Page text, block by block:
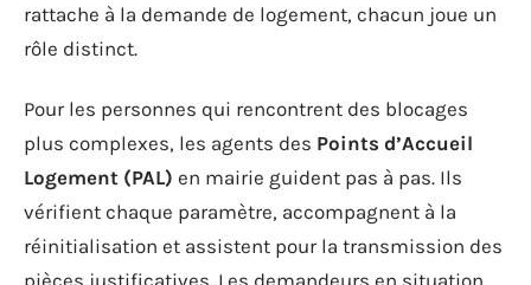
rattache à la demande de logement, chacun joue un
rôle distinct.
Pour les personnes qui rencontrent des blocages
plus complexes, les agents des Points d’Accueil
Logement (PAL) en mairie guident pas à pas. Ils
vérifient chaque paramètre, accompagnent à la
réinitialisation et assistent pour la transmission des